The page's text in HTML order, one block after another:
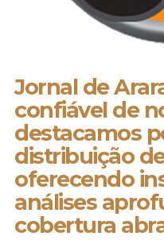
Jornal de
confiável de
destacamos
distribuição
oferecendo
análises
cobertura